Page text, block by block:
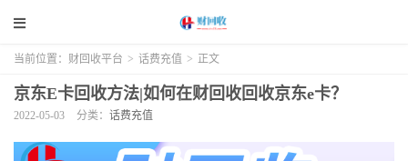
当前位置： 财回收平台 > 话费充值 > 正文
京东E卡回收方法|如何在财回收回收京东e卡？
2022-05-03 分类： 话费充值